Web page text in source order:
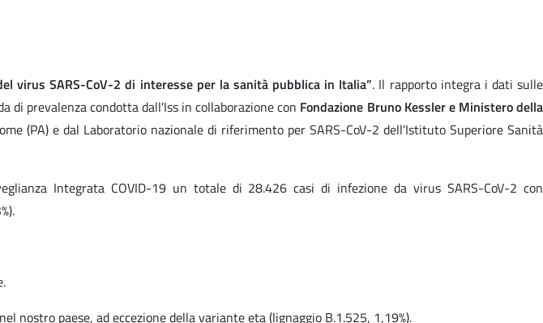
virus SARS-CoV-2 di interesse per la sanità pubblica in Italia”. Il rapporto integra i dati sulle
prevalenza condotta dall’Iss in collaborazione con Fondazione Bruno Kessler e Ministero della
(PA) e dal Laboratorio nazionale di riferimento per SARS-CoV-2 dell’Istituto Superiore Sanità
Integrata COVID-19 un totale di 28.426 casi di infezione da virus SARS-CoV-2 con
nostro paese, ad eccezione della variante eta (lignaggio B.1.525, 1,19%).